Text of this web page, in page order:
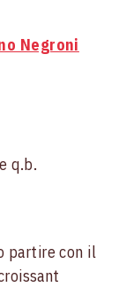
Negroni
q.b.
partire con il